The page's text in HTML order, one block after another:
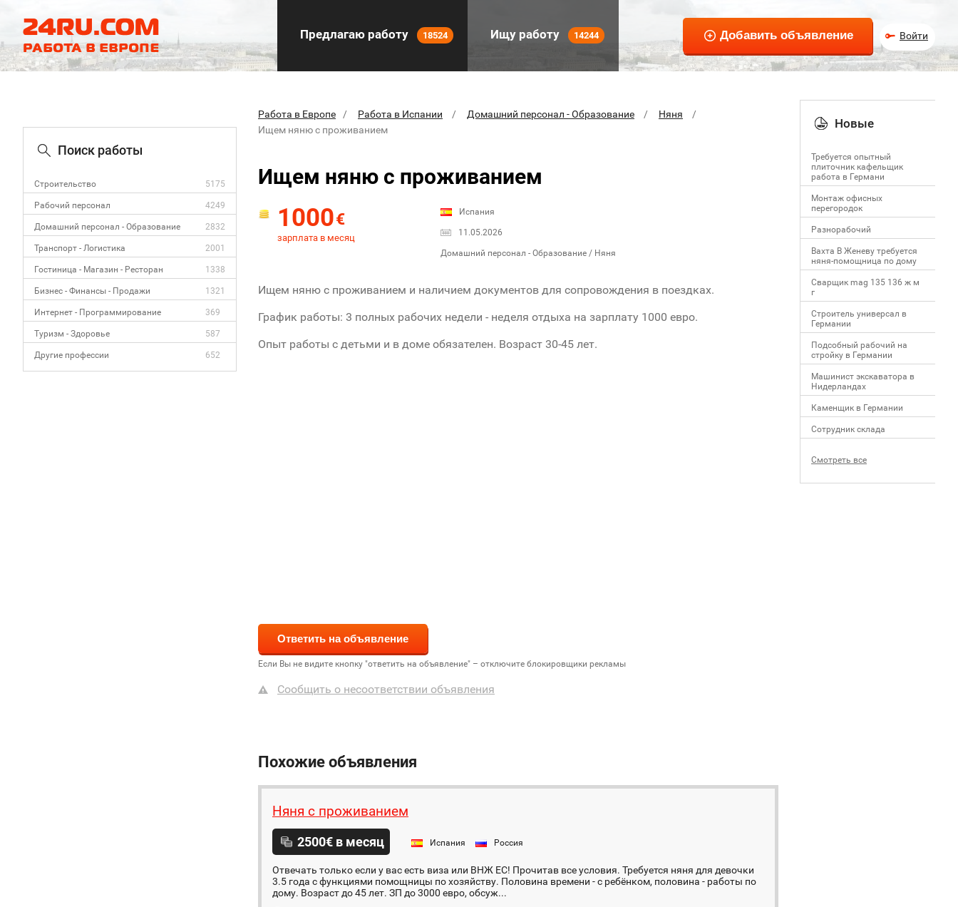
Предлагаю работу 18524 Ищу работу 14244 Войти
Поиск работы
Строительство 5175
Рабочий персонал 4249
Домашний персонал - Образование 2832
Транспорт - Логистика 2001
Гостиница - Магазин - Ресторан 1338
Бизнес - Финансы - Продажи 1321
Интернет - Программирование 369
Туризм - Здоровье 587
Другие профессии 652
Работа в Европе Работа в Испании Домашний персонал - Образование
Няня
Ищем няню с проживанием
Ищем няню с проживанием
1000€
зарплата в месяц
Испания
11.05.2026
Домашний персонал - Образование / Няня
Ищем няню с проживанием и наличием документов для сопровождения в поездках.
График работы: 3 полных рабочих недели - неделя отдыха на зарплату 1000 евро.
Опыт работы с детьми и в доме обязателен. Возраст 30-45 лет.
Если Вы не видите кнопку "ответить на объявление" – отключите блокировщики рекламы
Сообщить о несоответствии объявления
Похожие объявления
Няня с проживанием
2500€ в месяц Испания Россия
Отвечать только если у вас есть виза или ВНЖ ЕС! Прочитав все условия. Требуется няня для девочки
3.5 года с функциями помощницы по хозяйству. Половина времени - с ребёнком, половина - работы по
дому. Возраст до 45 лет. ЗП до 3000 евро, обсуж...
Новые
Требуется опытный
плиточник кафельщик
работa в Германи
Mонтаж офисных
перегородок
Разнорабочий
Вахта В Женеву требуется
няня-помощница по дому
Сварщик mag 135 136 ж м
г
Строитель универсал в
Германии
Подсобный рабочий на
стройку в Германии
Машинист экскаватора в
Нидерландах
Каменщик в Германии
Сотрудник склада
Смотреть все